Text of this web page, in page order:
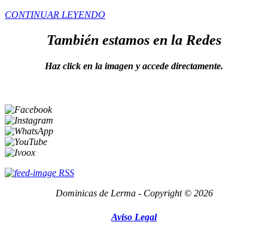
CONTINUAR LEYENDO
También estamos en la Redes
Haz click en la imagen y accede directamente.
RSS
Dominicas de Lerma - Copyright © 2026
Aviso Legal